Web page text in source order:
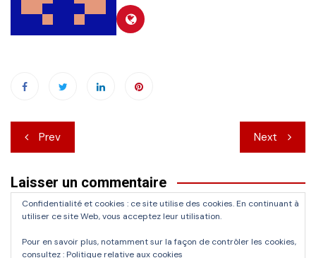
Navigation
de
l’article
Prev Next
Laisser un commentaire
Vous devezvous connecterpour publier un commentaire.
Confidentialité et cookies : ce site utilise des cookies. En continuant à
utiliser ce site Web, vous acceptez leur utilisation.
Pour en savoir plus, notamment sur la façon de contrôler les cookies,
consultez : Politique relative aux cookies